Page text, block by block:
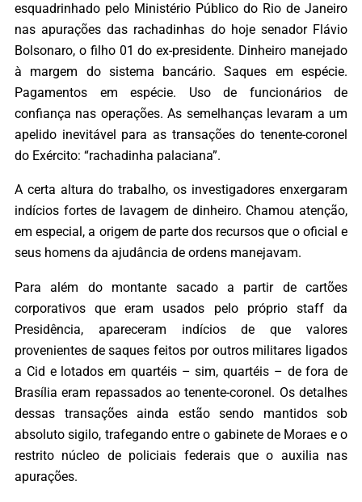
esquadrinhado pelo Ministério Público do Rio de Janeiro
nas apurações das rachadinhas do hoje senador Flávio
Bolsonaro, o filho 01 do ex-presidente. Dinheiro manejado
à margem do sistema bancário. Saques em espécie.
Pagamentos em espécie. Uso de funcionários de
confiança nas operações. As semelhanças levaram a um
apelido inevitável para as transações do tenente-coronel
do Exército: “rachadinha palaciana”.
A certa altura do trabalho, os investigadores enxergaram
indícios fortes de lavagem de dinheiro. Chamou atenção,
em especial, a origem de parte dos recursos que o oficial e
seus homens da ajudância de ordens manejavam.
Para além do montante sacado a partir de cartões
corporativos que eram usados pelo próprio staff da
Presidência, apareceram indícios de que valores
provenientes de saques feitos por outros militares ligados
a Cid e lotados em quartéis – sim, quartéis – de fora de
Brasília eram repassados ao tenente-coronel. Os detalhes
dessas transações ainda estão sendo mantidos sob
absoluto sigilo, trafegando entre o gabinete de Moraes e o
restrito núcleo de policiais federais que o auxilia nas
apurações.